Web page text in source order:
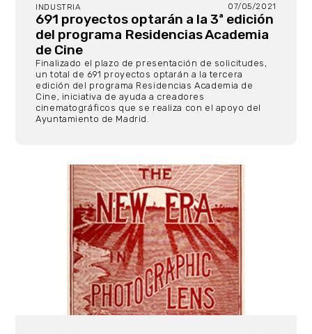
INDUSTRIA 07/05/2021
691 proyectos optarán a la 3ª edición
del programa Residencias Academia
de Cine
Finalizado el plazo de presentación de solicitudes,
un total de 691 proyectos optarán a la tercera
edición del programa Residencias Academia de
Cine, iniciativa de ayuda a creadores
cinematográficos que se realiza con el apoyo del
Ayuntamiento de Madrid.